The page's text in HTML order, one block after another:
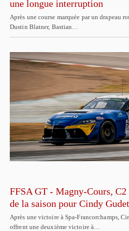
une longue interruption
Après une course marquée par un drapeau
Dustin Blatner, Bastian…
FFSA GT - Magny-Cours,
de la saison pour Cindy
Après une victoire à Spa-Francorchamps,
offrent une deuxième victoire à…